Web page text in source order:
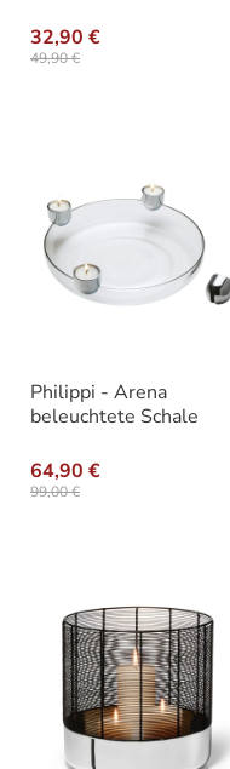
32,90 €
49,90 €
Philippi - Arena
beleuchtete Schale
64,90 €
99,00 €